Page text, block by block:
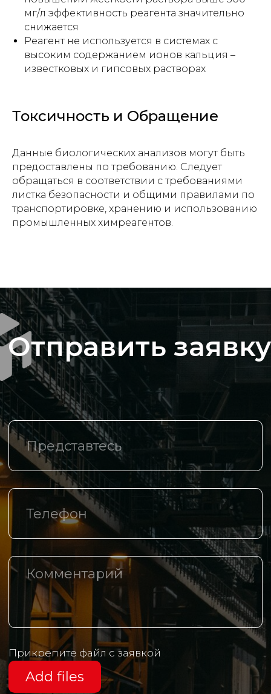
мг/л эффективность реагента значительно
снижается
Реагент не используется в системах с
высоким содержанием ионов кальция –
известковых и гипсовых растворах
Токсичность и Обращение
Данные биологических анализов могут быть
предоставлены по требованию. Следует
обращаться в соответствии с требованиями
листка безопасности и общими правилами по
транспортировке, хранению и использованию
промышленных химреагентов.
Прикрепите файл с заявкой
Add files
Отправить
конфиденциальности
О компании
Каталог
Спецпредложения
Доставка и оплата
Компания
Контакты
Маршала Рыбалко, д.З, оф. 425
+7 (342) 206 77 73
info@th-m.ru
Реквизиты
Политика в отношении обработки
персональных данных